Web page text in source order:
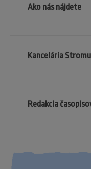
Ako nás nájdete
Kancelária
Redakcia